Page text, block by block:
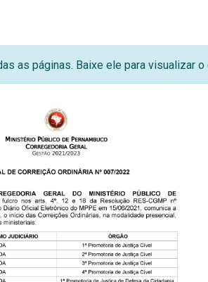
as páginas. Baixe ele para visualizar